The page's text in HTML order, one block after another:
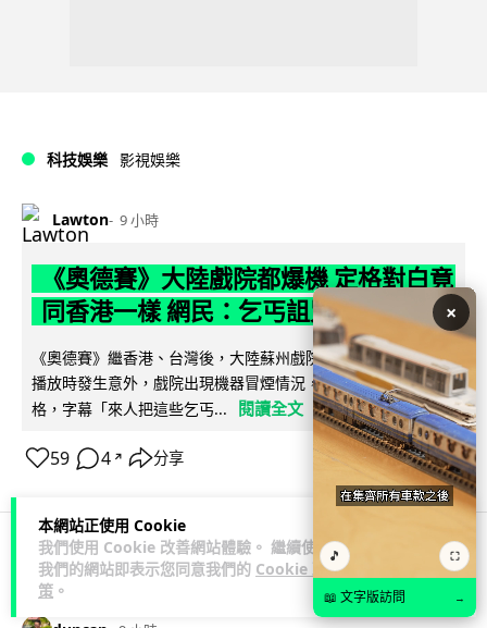
本網站正使用 Cookie
我們使用 Cookie 改善網站體驗。 繼續使用
我們的網站即表示您同意我們的 Cookie 政
策 。
科技娛樂 影視娛樂
Lawton 9 小時
《奧德賽》大陸戲院都爆機 定格對白竟
同香港一樣 網民：乞丐詛咒
《奧德賽》繼香港、台灣後，大陸蘇州戲院 8 月 9 日亦傳出在
播放時發生意外，戲院出現機器冒煙情況，而播放停止時的畫
格，字幕「來人把這些乞丐...
閱讀全文
59 4 ↗ 分享
科技娛樂 科技新聞
×
🎵 ⛶
📖 文字版訪問 →